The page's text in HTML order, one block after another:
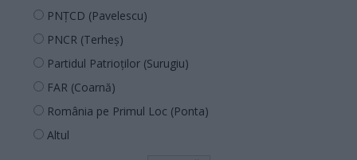
PNȚCD (Pavelescu)
PNCR (Terheș)
Partidul Patrioților (Surugiu)
FAR (Coarnă)
România pe Primul Loc (Ponta)
Altul